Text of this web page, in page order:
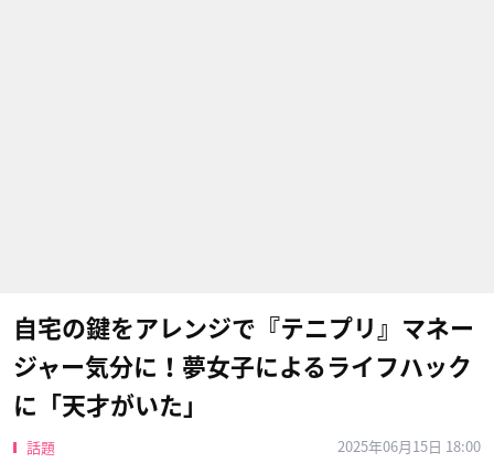
自宅の鍵をアレンジで『テニプリ』マネー
ジャー気分に！夢女子によるライフハック
に「天才がいた」
話題
2025年06月15日 18:00